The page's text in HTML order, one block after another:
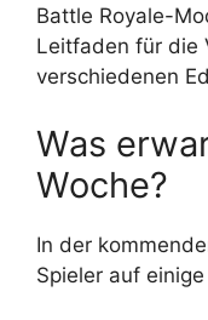
Battle Royale-
Leitfaden für die
verschiedenen
Was
Woche?
In der
Spieler auf